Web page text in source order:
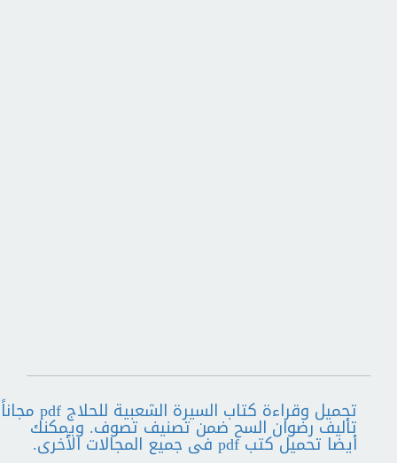
تحميل وقراءة كتاب السيرة الشعبية للحلاج pdf مجاناً
تأليف رضوان السح ضمن تصنيف تصوف. ويمكنك
أيضا تحميل كتب pdf فى جميع المجالات الأخرى.